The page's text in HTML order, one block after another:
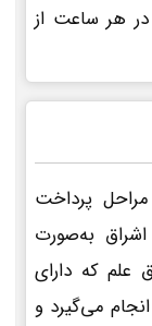
در هر ساعت از
پرداخت
اشراق به‌صورت
علم که دارای
می‌گیرد و